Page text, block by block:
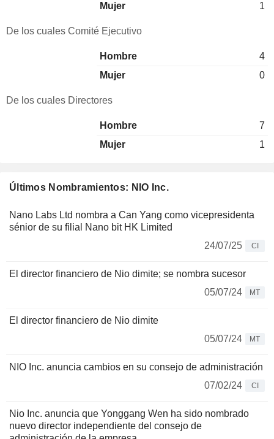
Últimos Nombramientos: NIO Inc.
Nano Labs Ltd nombra a Can Yang como vicepresidenta
sénior de su filial Nano bit HK Limited
24/07/25
CI
El director financiero de Nio dimite; se nombra sucesor
05/07/24
MT
El director financiero de Nio dimite
05/07/24
MT
NIO Inc. anuncia cambios en su consejo de administración
07/02/24
CI
Nio Inc. anuncia que Yonggang Wen ha sido nombrado
nuevo director independiente del consejo de
Mujer
1
De los cuales Comité Ejecutivo
Hombre
4
Mujer
0
De los cuales Directores
Hombre
7
Mujer
1